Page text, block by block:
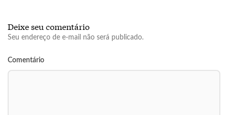
Deixe seu comentário
Seu endereço de e-mail não será publicado.
Comentário